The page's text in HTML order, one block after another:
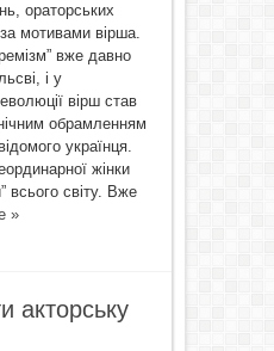
ораторських
мотивами вірша.
вже давно
і у
вірш став
обрамленням
українця.
жінки
всього світу. Вже
»
акторську